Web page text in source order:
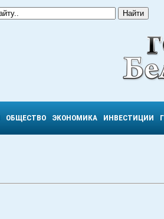
ОБЩЕСТВО ЭКОНОМИКА ИНВЕСТИЦИИ